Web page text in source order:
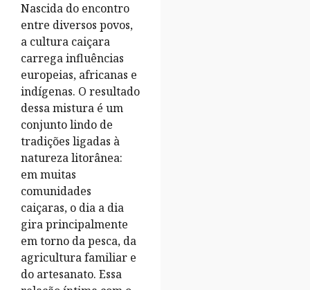
Nascida do encontro
entre diversos povos,
a cultura caiçara
carrega influências
europeias, africanas e
indígenas. O resultado
dessa mistura é um
conjunto lindo de
tradições ligadas à
natureza litorânea:
em muitas
comunidades
caiçaras, o dia a dia
gira principalmente
em torno da pesca, da
agricultura familiar e
do artesanato. Essa